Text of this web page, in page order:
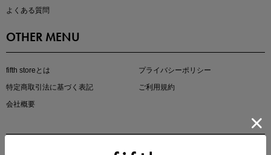
この夏の主役確定！
よくある質問
OTHER MENU
fifth storeとは
プライバシーポリシー
特定商取引法に基づく表記
ご利用規約
会社概要